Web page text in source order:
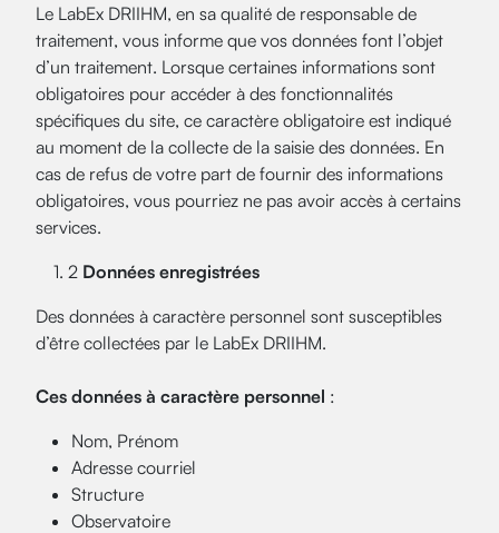
Le LabEx DRIIHM, en sa qualité de responsable de
traitement, vous informe que vos données font l’objet
d’un traitement. Lorsque certaines informations sont
obligatoires pour accéder à des fonctionnalités
spécifiques du site, ce caractère obligatoire est indiqué
au moment de la collecte de la saisie des données. En
cas de refus de votre part de fournir des informations
obligatoires, vous pourriez ne pas avoir accès à certains
services.
1. 2 Données enregistrées
Des données à caractère personnel sont susceptibles
d’être collectées par le LabEx DRIIHM.
Ces données à caractère personnel :
Nom, Prénom
Adresse courriel
Structure
Observatoire